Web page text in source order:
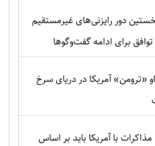
دور رایزنی‌های غیرمستقیم
توافق برای ادامه گفت‌وگوها
«ترومن» آمریکا در دریای سرخ
مذاکرات با آمریکا باید بر اساس